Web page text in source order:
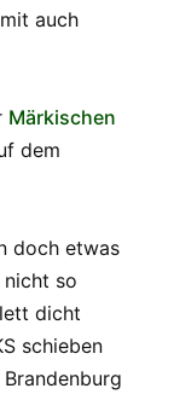
auch
Märkischen
dem
doch etwas
so
dicht
schieben